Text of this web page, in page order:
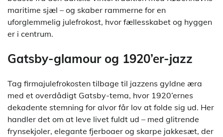
maritime sjæl – og skaber rammerne for en
uforglemmelig julefrokost, hvor fællesskabet og hyggen
er i centrum.
Gatsby-glamour og 1920’er-jazz
Tag firmajulefrokosten tilbage til jazzens gyldne æra
med et overdådigt Gatsby-tema, hvor 1920’ernes
dekadente stemning for alvor får lov at folde sig ud. Her
handler det om at leve livet fuldt ud – med glitrende
frynsekjoler, elegante fjerboaer og skarpe jakkesæt, der